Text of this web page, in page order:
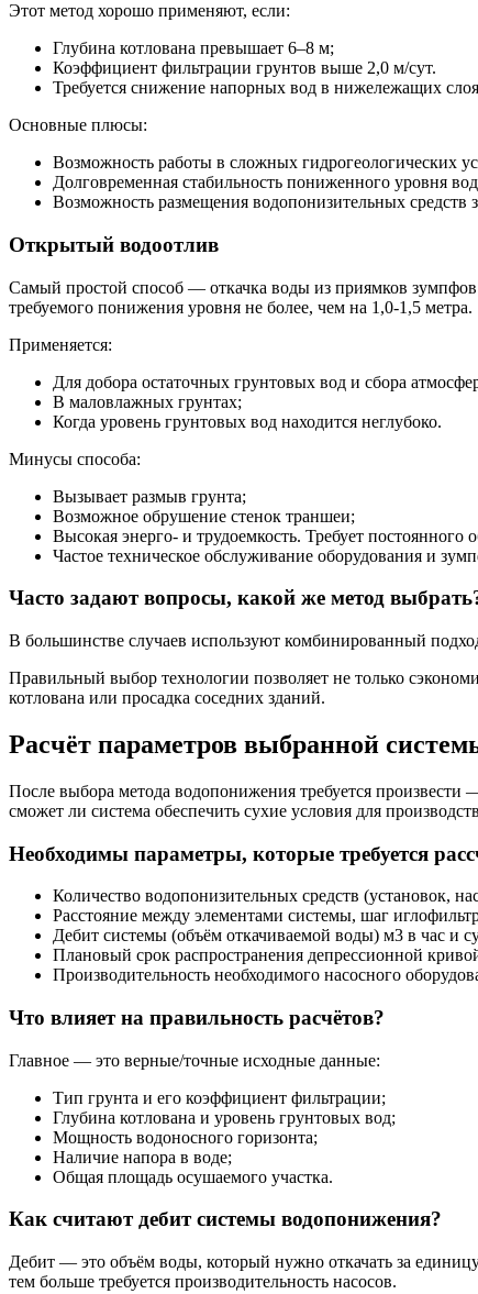
Этот метод хорошо применяют, если:
Глубина котлована превышает 6–8 м;
Коэффициент фильтрации грунтов выше 2,0 м/сут.
Требуется снижение напорных вод в нижележащих
Основные плюсы:
Возможность работы в сложных гидрогеологических
Долговременная стабильность пониженного уровня
Возможность размещения водопонизительных
Открытый водоотлив
Самый простой способ — откачка воды из приямков
требуемого понижения уровня не более, чем на 1,0-1,5 метра.
Применяется:
Для добора остаточных грунтовых вод и сбора
В маловлажных грунтах;
Когда уровень грунтовых вод находится неглубоко.
Минусы способа:
Вызывает размыв грунта;
Возможное обрушение стенок траншеи;
Высокая энерго- и трудоемкость. Требует
Частое техническое обслуживание оборудования и
Часто задают вопросы, какой же метод
В большинстве случаев используют комбинированный
Правильный выбор технологии позволяет не только
котлована или просадка соседних зданий.
Расчёт параметров выбранной
После выбора метода водопонижения требуется произвести
сможет ли система обеспечить сухие условия для
Необходимы параметры, которые требуется
Количество водопонизительных средств (установок,
Расстояние между элементами системы, шаг
Дебит системы (объём откачиваемой воды) м3 в час и
Плановый срок распространения депрессионной
Производительность необходимого насосного
Что влияет на правильность расчётов?
Главное — это верные/точные исходные данные:
Тип грунта и его коэффициент фильтрации;
Глубина котлована и уровень грунтовых вод;
Мощность водоносного горизонта;
Наличие напора в воде;
Общая площадь осушаемого участка.
Как считают дебит системы водопонижения?
Дебит — это объём воды, который нужно откачать за
тем больше требуется производительность насосов.